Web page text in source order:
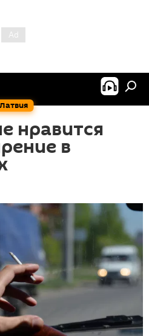
Латвия
нравится
в